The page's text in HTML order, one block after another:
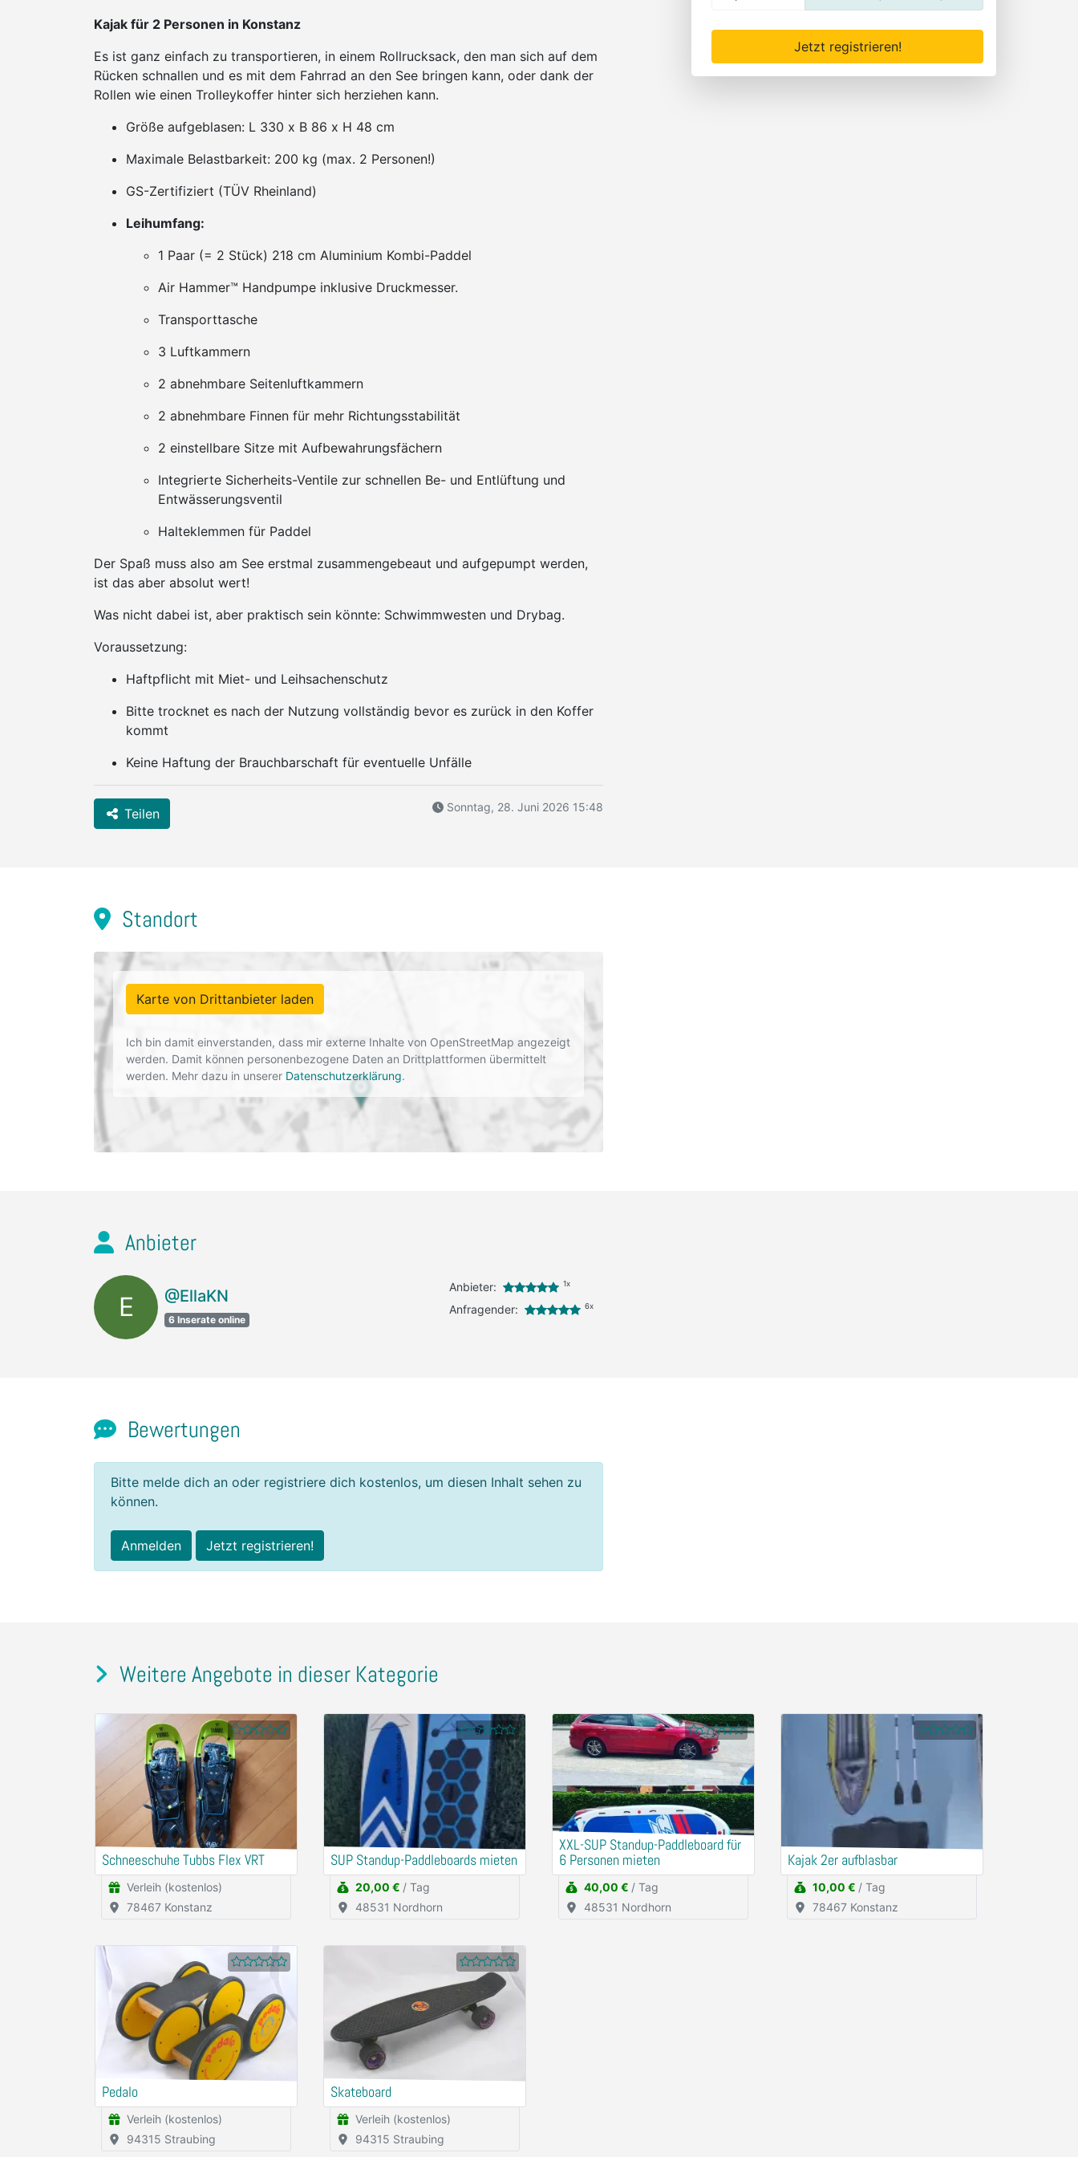
Jetzt registrieren!
Kajak für 2 Personen in Konstanz
Es ist ganz einfach zu transportieren, in einem Rollrucksack, den man sich auf dem
Rücken schnallen und es mit dem Fahrrad an den See bringen kann, oder dank der
Rollen wie einen Trolleykoffer hinter sich herziehen kann.
Größe aufgeblasen: L 330 x B 86 x H 48 cm
Maximale Belastbarkeit: 200 kg (max. 2 Personen!)
GS-Zertifiziert (TÜV Rheinland)
Leihumfang:
1 Paar (= 2 Stück) 218 cm Aluminium Kombi-Paddel
Air Hammer™ Handpumpe inklusive Druckmesser.
Transporttasche
3 Luftkammern
2 abnehmbare Seitenluftkammern
2 abnehmbare Finnen für mehr Richtungsstabilität
2 einstellbare Sitze mit Aufbewahrungsfächern
Integrierte Sicherheits-Ventile zur schnellen Be- und Entlüftung und
Entwässerungsventil
Halteklemmen für Paddel
Der Spaß muss also am See erstmal zusammengebeaut und aufgepumpt werden,
ist das aber absolut wert!
Was nicht dabei ist, aber praktisch sein könnte: Schwimmwesten und Drybag.
Voraussetzung:
Haftpflicht mit Miet- und Leihsachenschutz
Bitte trocknet es nach der Nutzung vollständig bevor es zurück in den Koffer
kommt
Keine Haftung der Brauchbarschaft für eventuelle Unfälle
Teilen Sonntag, 28. Juni 2026 15:48
Standort
Karte von Drittanbieter laden
Ich bin damit einverstanden, dass mir externe Inhalte von OpenStreetMap angezeigt
werden. Damit können personenbezogene Daten an Drittplattformen übermittelt
werden. Mehr dazu in unserer Datenschutzerklärung.
Anbieter
E @EllaKN
6 Inserate online
Anbieter: 1x
Anfragender: 6x
Bewertungen
Bitte melde dich an oder registriere dich kostenlos, um diesen Inhalt sehen zu
können.
Anmelden Jetzt registrieren!
Weitere Angebote in dieser Kategorie
Schneeschuhe Tubbs Flex VRT
Verleih (kostenlos)
78467 Konstanz
SUP Standup-Paddleboards mieten
20,00 € / Tag
48531 Nordhorn
XXL-SUP Standup-Paddleboard für
6 Personen mieten
40,00 € / Tag
48531 Nordhorn
Kajak 2er aufblasbar
10,00 € / Tag
78467 Konstanz
Pedalo
Verleih (kostenlos)
94315 Straubing
Skateboard
Verleih (kostenlos)
94315 Straubing